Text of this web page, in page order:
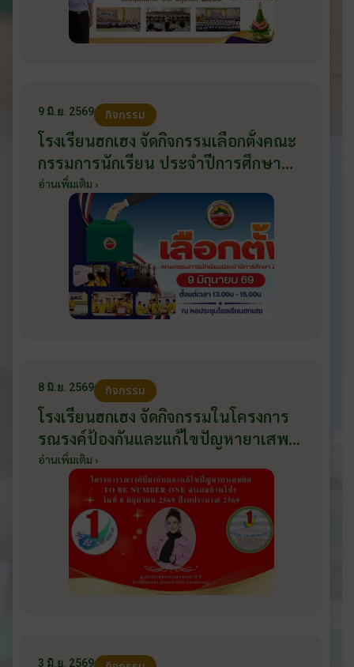
9 มิ.ย. 2569 กิจกรรม
โรงเรียนฮกเฮง จัดกิจกรรมเลือกตั้งคณะ
กรรมการนักเรียน ประจำปีการศึกษา
2569 ส่งเสริมประชาธิปไตยในโรงเรียน
วันที่ 9 มิถุนายน 2569
อ่านเพิ่มเติม ›
8 มิ.ย. 2569 กิจกรรม
โรงเรียนฮกเฮง จัดกิจกรรมในโครงการ
รณรงค์ป้องกันและแก้ไขปัญหายาเสพ
ติด TO BE NUMBER ONE อำเภอ
บ้านโป่ง ปีงบประมาณ 2569 ให้กับ
นักเรียนแกนนำ ในวันที่ 8 มิถุนายน
2569
อ่านเพิ่มเติม ›
3 มิ.ย. 2569